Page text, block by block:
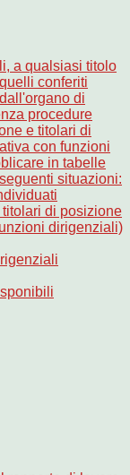
a qualsiasi titolo
conferiti
di
procedure
e titolari di
con funzioni
in tabelle
situazioni:
di posizione
dirigenziali)